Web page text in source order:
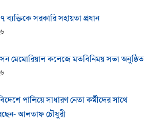
ব্যক্তিকে সরকারি সহায়তা প্রধান
মেমোরিয়াল কলেজে মতবিনিময় সভা অনুষ্ঠিত
পালিয়ে সাধারণ নেতা কর্মীদের সাথে
আলতাফ চৌধুরী